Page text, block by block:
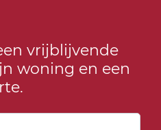
vrijblijvende
woning en een